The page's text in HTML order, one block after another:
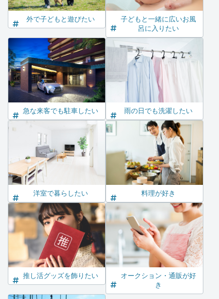
外で子どもと遊びたい
子どもと一緒に広いお風
呂に入りたい
急な来客でも駐車したい 雨の日でも洗濯したい
洋室で暮らしたい 料理が好き
推し活グッズを飾りたい
オークション・通販が好
き